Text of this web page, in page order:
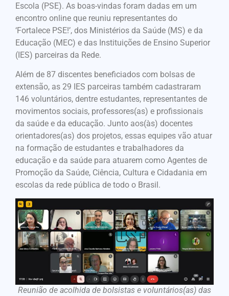
Escola (PSE). As boas-vindas foram dadas em um
encontro online que reuniu representantes do
‘Fortalece PSE!’, dos Ministérios da Saúde (MS) e da
Educação (MEC) e das Instituições de Ensino Superior
(IES) parceiras da Rede.
Além de 87 discentes beneficiados com bolsas de
extensão, as 29 IES parceiras também cadastraram
146 voluntários, dentre estudantes, representantes de
movimentos sociais, professores(as) e profissionais
da saúde e da educação. Junto aos(às) docentes
orientadores(as) dos projetos, essas equipes vão atuar
na formação de estudantes e trabalhadores da
educação e da saúde para atuarem como Agentes de
Promoção da Saúde, Ciência, Cultura e Cidadania em
escolas da rede pública de todo o Brasil.
Reunião de acolhida de bolsistas e voluntários(as) das